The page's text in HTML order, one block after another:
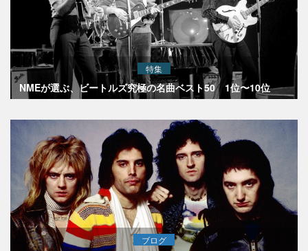
特集
NMEが選ぶ、ビートルズ究極の名曲ベスト50 1位〜10位
ブログ